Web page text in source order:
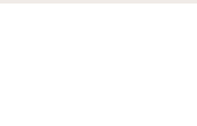
перед купанием (и в море, и в
месте.
мы доставляем все изделия в